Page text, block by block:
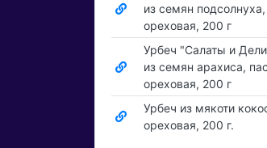
из семян подсолнуха,
ореховая, 200 г
Урбеч "Салаты и
из семян арахиса,
ореховая, 200 г
Урбеч из мякоти
ореховая, 200 г.